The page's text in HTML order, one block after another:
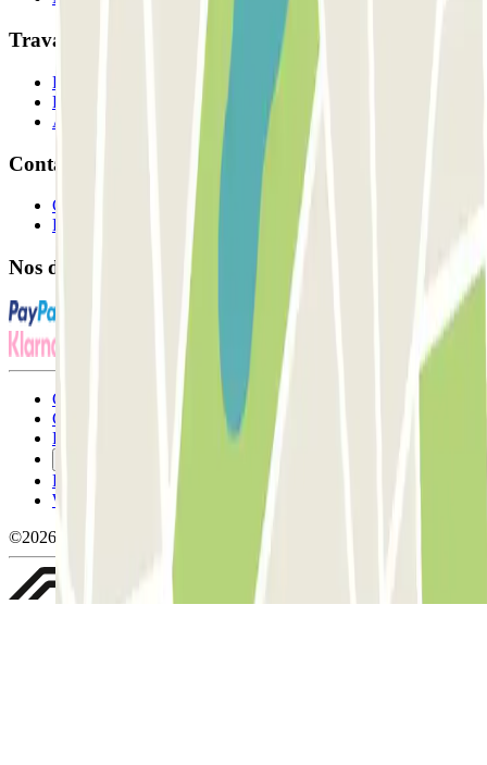
Travaillons ensemble?
Professionnels
Fournisseur de parking
Affiliés
Contact
Contactez-nous
FAQ
Nos différents modes de paiement:
Conditions générales d'utilisation et contrat
Conditions d'annulation
Politique relative aux cookies
Politique de confidentialité
Whistleblowing
©2026 Parclick. Tous droits réservés